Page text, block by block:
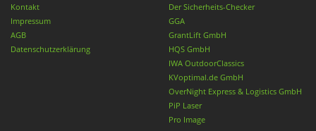
Kontakt
Impressum
AGB
Datenschutzerklärung
Der Sicherheits-Checker
GGA
GrantLift GmbH
HQS GmbH
IWA OutdoorClassics
KVoptimal.de GmbH
OverNight Express & Logistics GmbH
PiP Laser
Pro Image